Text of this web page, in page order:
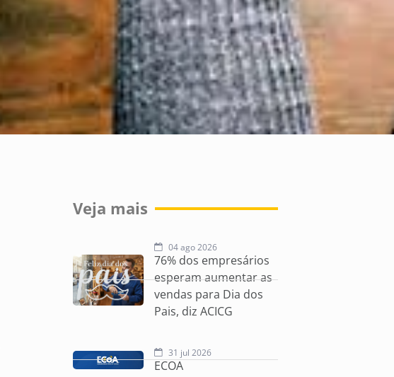
Veja mais
04 ago 2026
76% dos empresários
esperam aumentar as
vendas para Dia dos
Pais, diz ACICG
31 jul 2026
ECOA